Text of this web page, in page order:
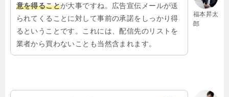
福本昇太
郎
意を得ることが大事ですね。広告宣伝メールが送
られてくることに対して事前の承諾をしっかり得
るということです。これには、配信先のリストを
業者から買わないことも当然含まれます。